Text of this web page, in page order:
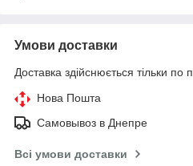
Умови доставки
Доставка здійснюється тільки по
Нова Пошта
Самовывоз в Днепре
Всі умови доставки